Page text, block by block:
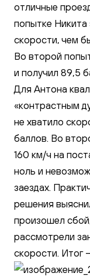
отличные
попытке Никита
скорости, чем
Во второй
и получил 89,5
Для Антона
«контрастным
не хватило
баллов. Во
160 км/ч на
ноль и
заездах.
решения
произошел
рассмотрели
скорости. Итог